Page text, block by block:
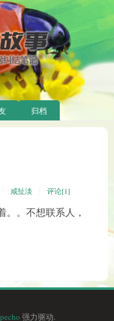
归档
咸扯淡 评论[1]
。。不想联系人，
强力驱动.